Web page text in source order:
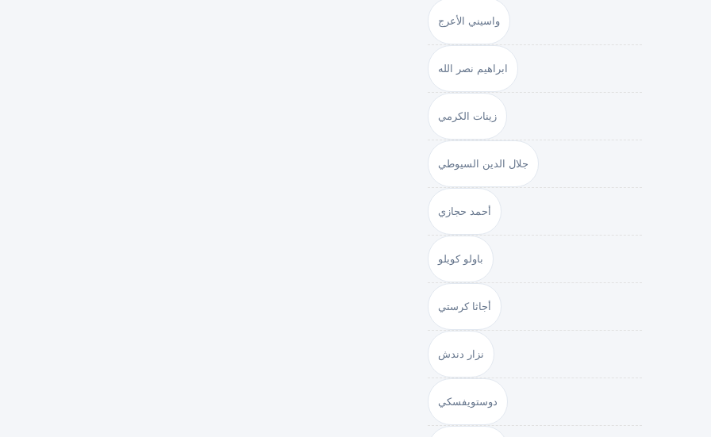
واسيني الأعرج
ابراهيم نصر الله
زينات الكرمي
جلال الدين السيوطي
أحمد حجازي
باولو كويلو
أجاثا كرستي
نزار دندش
دوستويفسكي